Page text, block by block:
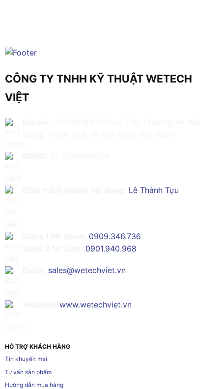
CÔNG TY TNHH KỸ THUẬT WETECH
VIỆT
Lê Thành Tựu
0909.346.736
0901.940.968
sales@wetechviet.vn
www.wetechviet.vn
HỖ TRỢ KHÁCH HÀNG
Tin khuyến mại
Tư vấn sản phẩm
Hướng dẫn mua hàng